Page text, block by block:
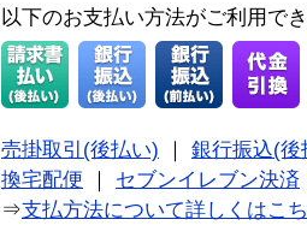
以下のお支払い方法がご利用で
売掛取引(後払い)
銀行振込(後
換宅配便
セブンイレブン決済
⇒支払方法について詳しくはこ